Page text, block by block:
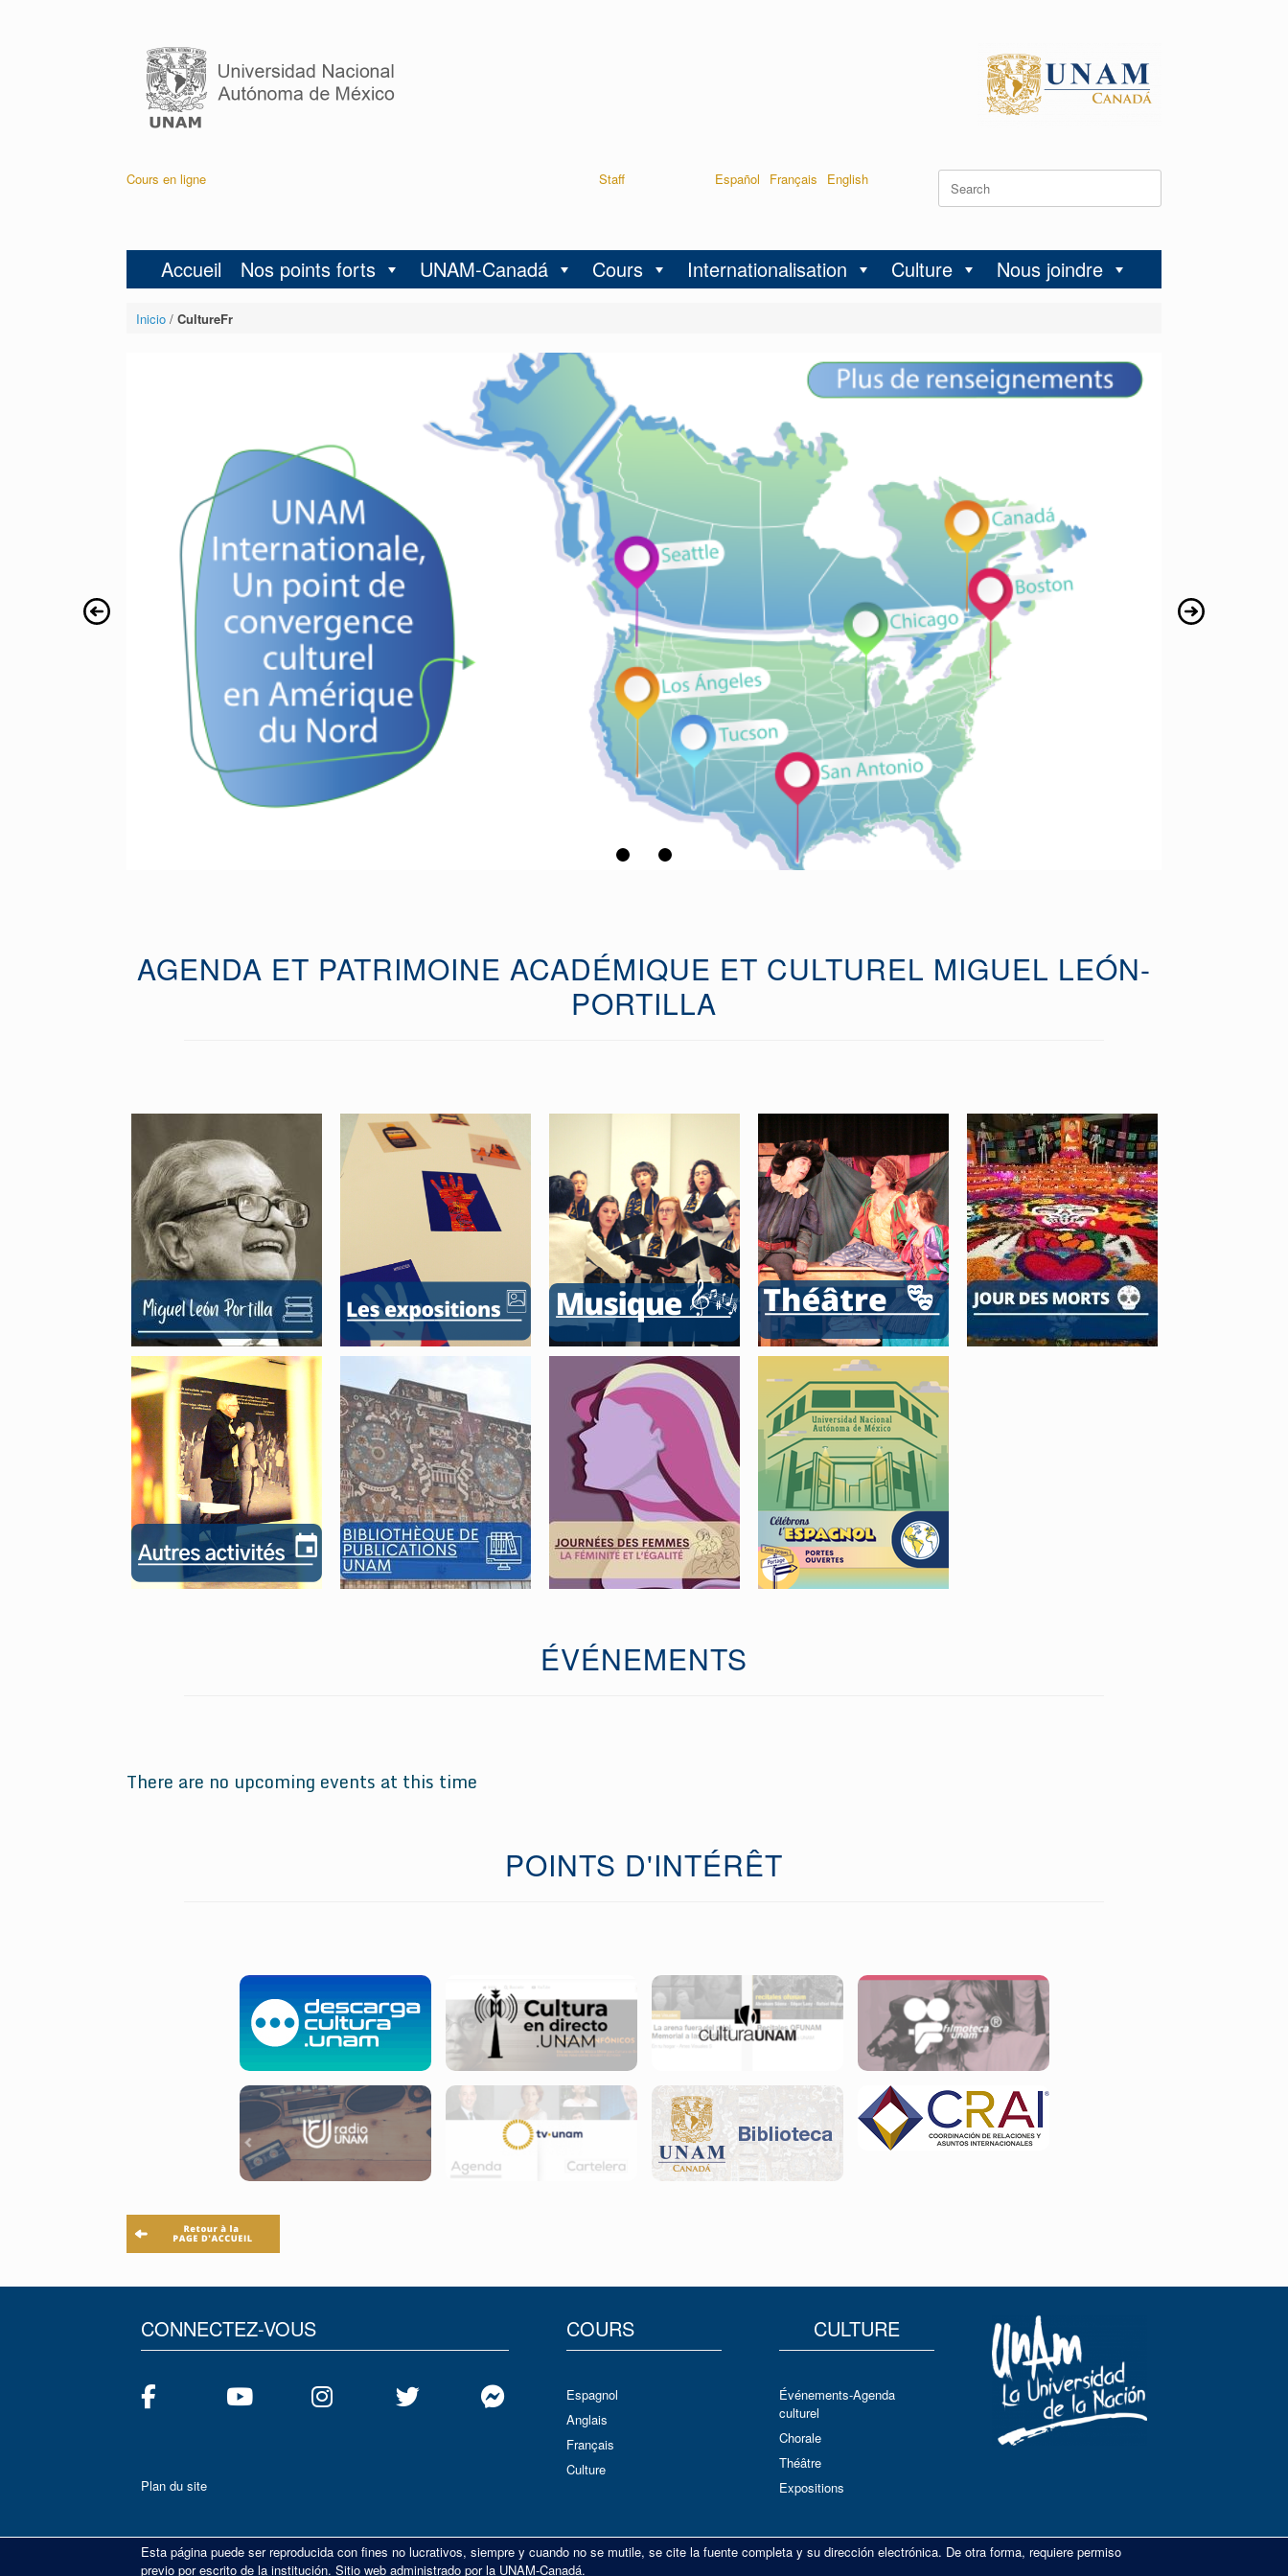
Cours en ligne Staff Español Français English
Accueil Nos points forts UNAM-Canadá Cours Internationalisation Culture Nous joindre
Inicio/ CultureFr
AGENDA ET PATRIMOINE ACADÉMIQUE ET CULTUREL MIGUEL LEÓN-
PORTILLA
ÉVÉNEMENTS
There are no upcoming events at this time
POINTS D'INTÉRÊT
CONNECTEZ-VOUS
Plan du site
COURS
Espagnol
Anglais
Français
Culture
CULTURE
Événements-Agenda
culturel
Chorale
Théâtre
Expositions
Esta página puede ser reproducida con fines no lucrativos, siempre y cuando no se mutile, se cite la fuente completa y su dirección electrónica. De otra forma, requiere permiso
previo por escrito de la institución. Sitio web administrado por la UNAM-Canadá.